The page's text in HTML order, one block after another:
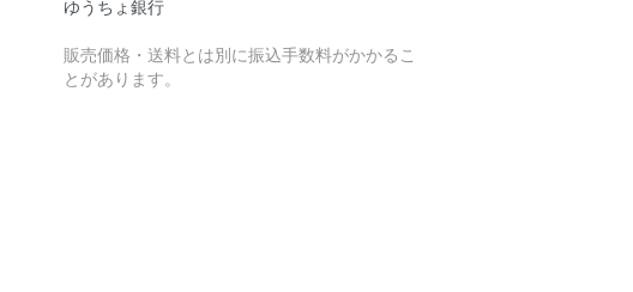
ゆうちょ銀行
販売価格・送料とは別に振込手数料がかかるこ
とがあります。